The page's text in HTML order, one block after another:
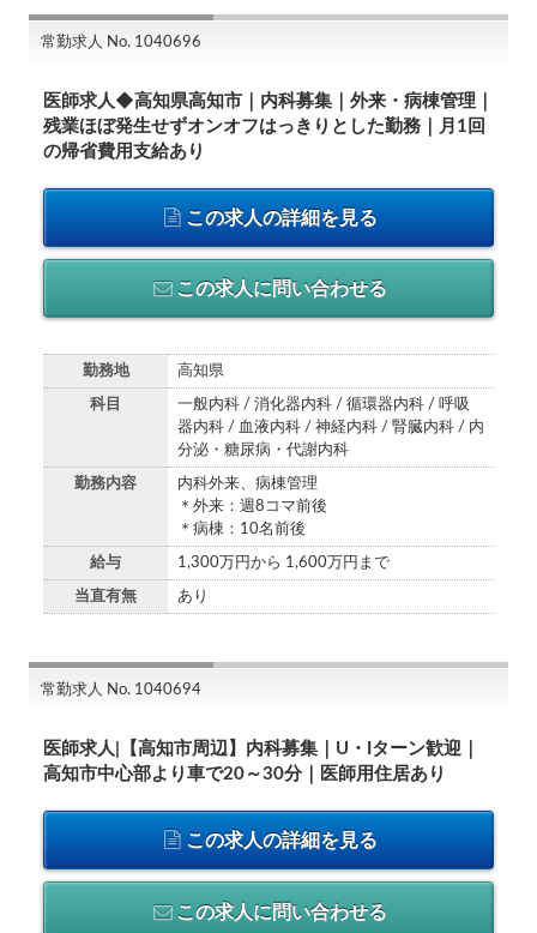
常勤求人 No. 1040696
医師求人◆高知県高知市｜内科募集｜外来・病棟管理｜
残業ほぼ発生せずオンオフはっきりとした勤務｜月1回
の帰省費用支給あり
この求人の詳細を見る
この求人に問い合わせる
勤務地 高知県
科目
一般内科 / 消化器内科 / 循環器内科 / 呼吸
器内科 / 血液内科 / 神経内科 / 腎臓内科 / 内
分泌・糖尿病・代謝内科
勤務内容
内科外来、病棟管理
＊外来：週8コマ前後
＊病棟：10名前後
給与 1,300万円から 1,600万円まで
当直有無 あり
常勤求人 No. 1040694
医師求人|【高知市周辺】内科募集｜U・Iターン歓迎｜
高知市中心部より車で20～30分｜医師用住居あり
この求人の詳細を見る
この求人に問い合わせる